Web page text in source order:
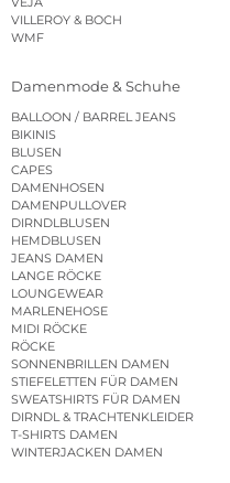
VILLEROY & BOCH
WMF
Damenmode & Schuhe
BALLOON / BARREL JEANS
BIKINIS
BLUSEN
CAPES
DAMENHOSEN
DAMENPULLOVER
DIRNDLBLUSEN
HEMDBLUSEN
JEANS DAMEN
LANGE RÖCKE
LOUNGEWEAR
MARLENEHOSE
MIDI RÖCKE
RÖCKE
SONNENBRILLEN DAMEN
STIEFELETTEN FÜR DAMEN
SWEATSHIRTS FÜR DAMEN
DIRNDL & TRACHTENKLEIDER
T-SHIRTS DAMEN
WINTERJACKEN DAMEN